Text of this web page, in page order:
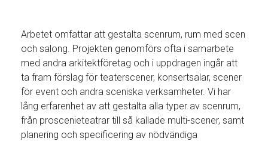
Arbetet omfattar att gestalta scenrum, rum med scen
och salong. Projekten genomförs ofta i samarbete
med andra arkitektföretag och i uppdragen ingår att
ta fram förslag för teaterscener, konsertsalar, scener
för event och andra sceniska verksamheter. Vi har
lång erfarenhet av att gestalta alla typer av scenrum,
från proscenieteatrar till så kallade multi-scener, samt
planering och specificering av nödvändiga